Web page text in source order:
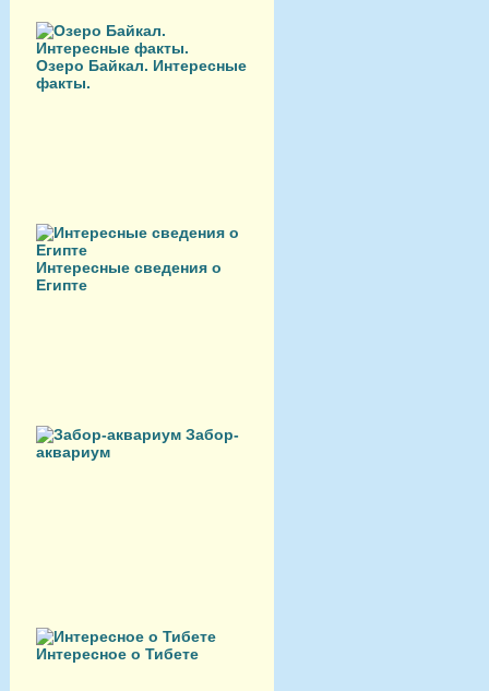
Озеро Байкал. Интересные
факты.
Интересные сведения о
Египте
Забор-
аквариум
Интересное о Тибете